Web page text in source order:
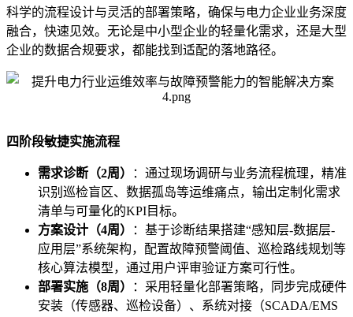
科学的流程设计与灵活的部署策略，确保与电力企业业务深度
融合，快速见效。无论是中小型企业的轻量化需求，还是大型
企业的数据合规要求，都能找到适配的落地路径。
四阶段敏捷实施流程
需求诊断（2周）
：通过现场调研与业务流程梳理，精准
识别巡检盲区、数据孤岛等运维痛点，输出定制化需求
清单与可量化的KPI目标。
方案设计（4周）
：基于诊断结果搭建“感知层-数据层-
应用层”系统架构，配置故障预警阈值、巡检路线规划等
核心算法模型，通过用户评审验证方案可行性。
部署实施（8周）
：采用轻量化部署策略，同步完成硬件
安装（传感器、巡检设备）、系统对接（SCADA/EMS